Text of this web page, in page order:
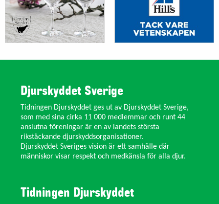
Djurskyddet Sverige
Tidningen Djurskyddet ges ut av Djurskyddet Sverige,
som med sina cirka 11 000 medlemmar och runt 44
anslutna föreningar är en av landets största
rikstäckande djurskyddsorganisationer.
Djurskyddet Sveriges vision är ett samhälle där
människor visar respekt och medkänsla för alla djur.
Tidningen Djurskyddet